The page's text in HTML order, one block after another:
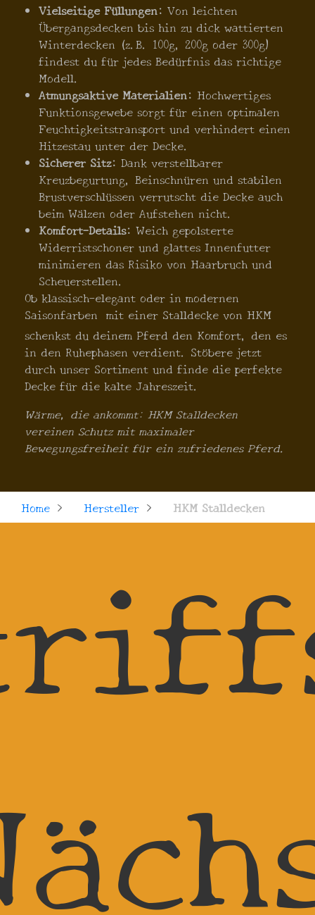
Vielseitige Füllungen: Von leichten
Übergangsdecken bis hin zu dick wattierten
Winterdecken (z.B. 100g, 200g oder 300g)
findest du für jedes Bedürfnis das richtige
Modell.
Atmungsaktive Materialien: Hochwertiges
Funktionsgewebe sorgt für einen optimalen
Feuchtigkeitstransport und verhindert einen
Hitzestau unter der Decke.
Sicherer Sitz: Dank verstellbarer
Kreuzbegurtung, Beinschnüren und stabilen
Brustverschlüssen verrutscht die Decke auch
beim Wälzen oder Aufstehen nicht.
Komfort-Details: Weich gepolsterte
Widerristschoner und glattes Innenfutter
minimieren das Risiko von Haarbruch und
Scheuerstellen.
Ob klassisch-elegant oder in modernen
Saisonfarben  mit einer Stalldecke von HKM
schenkst du deinem Pferd den Komfort, den es
in den Ruhephasen verdient. Stöbere jetzt
durch unser Sortiment und finde die perfekte
Decke für die kalte Jahreszeit.
Wärme, die ankommt: HKM Stalldecken
vereinen Schutz mit maximaler
Bewegungsfreiheit für ein zufriedenes Pferd.
Home > Hersteller > HKM Stalldecken